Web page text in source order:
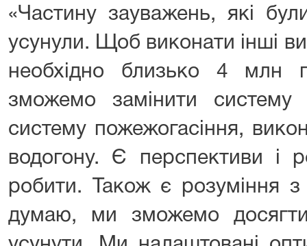
«Частину зауважень, які
усунули. Щоб виконати інші
необхідно близько 4
зможемо замінити систему
систему пожежогасіння,
водогону. Є перспективи і
робити. Також є розуміння
думаю, ми зможемо